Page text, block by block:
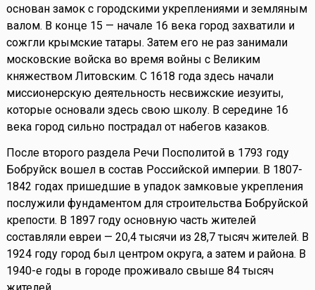
основан замок с городскими укреплениями и земляным
валом. В конце 15 — начале 16 века город захватили и
сожгли крымские татары. Затем его не раз занимали
московские войска во время войны с Великим
княжеством Литовским. С 1618 года здесь начали
миссионерскую деятельность несвижские иезуиты,
которые основали здесь свою школу. В середине 16
века город сильно пострадал от набегов казаков.
После второго раздела Речи Посполитой в 1793 году
Бобруйск вошел в состав Российской империи. В 1807-
1842 годах пришедшие в упадок замковые укрепления
послужили фундаментом для строительства Бобруйской
крепости. В 1897 году основную часть жителей
составляли евреи — 20,4 тысячи из 28,7 тысяч жителей. В
1924 году город был центром округа, а затем и района. В
1940-е годы в городе проживало свыше 84 тысяч